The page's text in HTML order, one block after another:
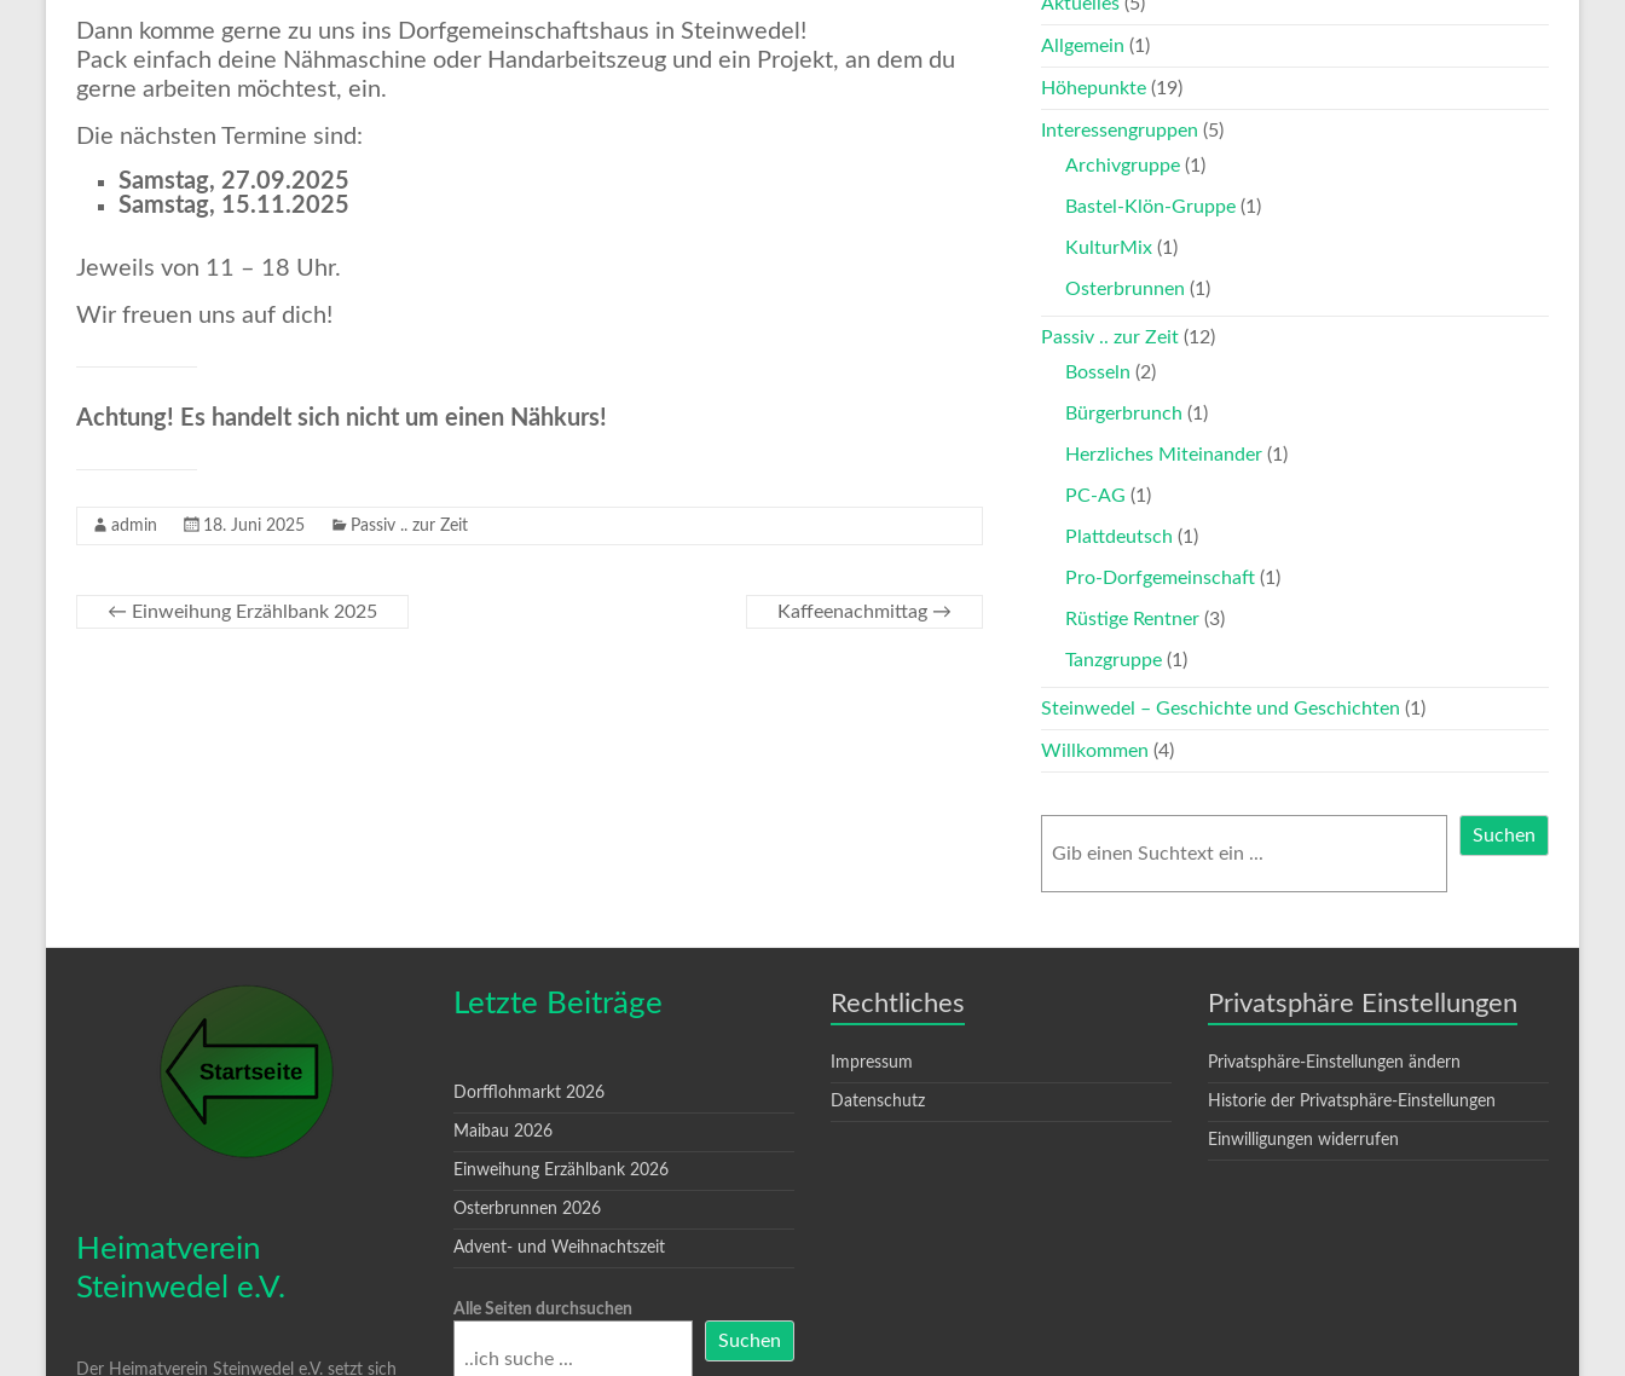
Dann komme gerne zu uns ins Dorfgemeinschaftshaus in Steinwedel!
Pack einfach deine Nähmaschine oder Handarbeitszeug und ein Projekt, an dem du
gerne arbeiten möchtest, ein.
Die nächsten Termine sind:
Samstag, 27.09.2025
Samstag, 15.11.2025
Jeweils von 11 – 18 Uhr.
Wir freuen uns auf dich!
Achtung! Es handelt sich nicht um einen Nähkurs!
admin 18. Juni 2025 Passiv .. zur Zeit
← Einweihung Erzählbank 2025 Kaffeenachmittag →
Allgemein (1)
Höhepunkte (19)
Interessengruppen (5)
Archivgruppe (1)
Bastel-Klön-Gruppe (1)
KulturMix (1)
Osterbrunnen (1)
Passiv .. zur Zeit (12)
Bosseln (2)
Bürgerbrunch (1)
Herzliches Miteinander (1)
PC-AG (1)
Plattdeutsch (1)
Pro-Dorfgemeinschaft (1)
Rüstige Rentner (3)
Tanzgruppe (1)
Steinwedel – Geschichte und Geschichten (1)
Willkommen (4)
Suchen
Heimatverein
Steinwedel e.V.
Der Heimatverein Steinwedel e.V. setzt sich
Letzte Beiträge
Dorfflohmarkt 2026
Maibau 2026
Einweihung Erzählbank 2026
Osterbrunnen 2026
Advent- und Weihnachtszeit
Alle Seiten durchsuchen
Suchen
Rechtliches
Impressum
Datenschutz
Privatsphäre Einstellungen
Privatsphäre-Einstellungen ändern
Historie der Privatsphäre-Einstellungen
Einwilligungen widerrufen